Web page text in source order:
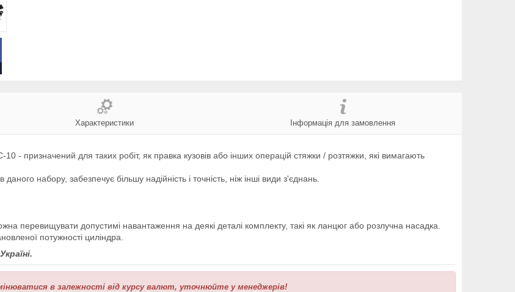
Характеристики Інформація для замовлення
- призначений для таких робіт, як правка кузовів або інших операцій стяжки / розтяжки, які вимагають
набору, забезпечує більшу надійність і точність, ніж інші види з'єднань.
перевищувати допустимі навантаження на деякі деталі комплекту, такі як ланцюг або розлучна насадка.
потужності циліндра.
в залежності від курсу валют, уточнюйте у менеджерів!